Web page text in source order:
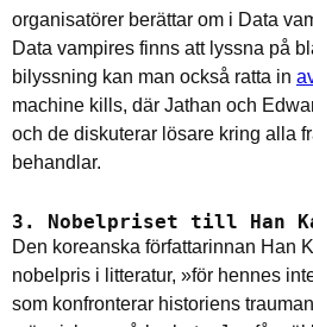
organisatörer berättar om i Data
Data vampires finns att lyssna på
bilyssning kan man också ratta in
machine kills, där Jathan och
och de diskuterar lösare kring alla
behandlar.
3. Nobelpriset till Han
Den koreanska författarinnan Han
nobelpris i litteratur, »för hennes
som konfronterar historiens